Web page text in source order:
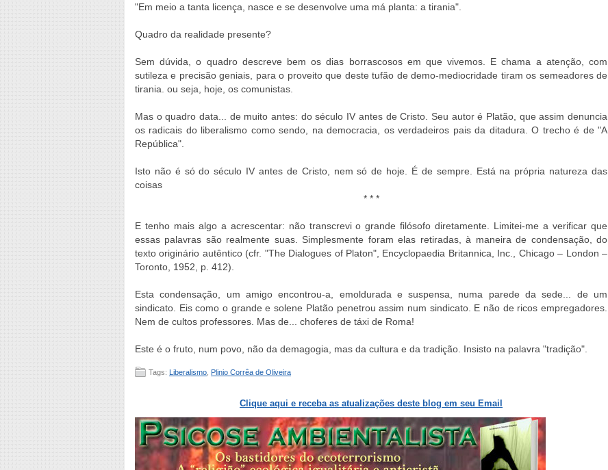
"Em meio a tanta licença, nasce e se desenvolve uma má planta: a tirania".
Quadro da realidade presente?
Sem dúvida, o quadro descreve bem os dias borrascosos em que vivemos. E chama a atenção, com
sutileza e precisão geniais, para o proveito que deste tufão de demo-mediocridade tiram os semeadores de
tirania. ou seja, hoje, os comunistas.
Mas o quadro data... de muito antes: do século IV antes de Cristo. Seu autor é Platão, que assim denuncia
os radicais do liberalismo como sendo, na democracia, os verdadeiros pais da ditadura. O trecho é de "A
República".
Isto não é só do século IV antes de Cristo, nem só de hoje. É de sempre. Está na própria natureza das
coisas
* * *
E tenho mais algo a acrescentar: não transcrevi o grande filósofo diretamente. Limitei-me a verificar que
essas palavras são realmente suas. Simplesmente foram elas retiradas, à maneira de condensação, do
texto originário autêntico (cfr. "The Dialogues of Platon", Encyclopaedia Britannica, Inc., Chicago – London –
Toronto, 1952, p. 412).
Esta condensação, um amigo encontrou-a, emoldurada e suspensa, numa parede da sede... de um
sindicato. Eis como o grande e solene Platão penetrou assim num sindicato. E não de ricos empregadores.
Nem de cultos professores. Mas de... choferes de táxi de Roma!
Este é o fruto, num povo, não da demagogia, mas da cultura e da tradição. Insisto na palavra "tradição".
Tags: Liberalismo Plinio Corrêa de Oliveira
Clique aqui e receba as atualizações deste blog em seu Email